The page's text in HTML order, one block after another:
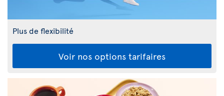
Plus de flexibilité
Voir nos options tarifaires